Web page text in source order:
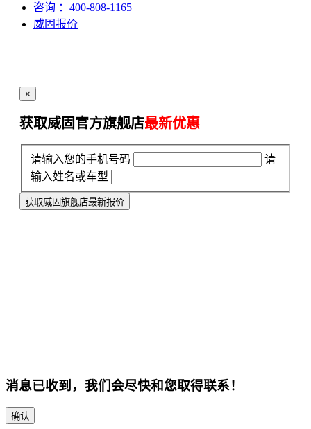
咨询 ：400-808-1165
威固报价
×
获取威固官方旗舰店最新优惠
请输入您的手机号码
请
输入姓名或车型
获取威固旗舰店最新报价
消息已收到，我们会尽快和您取得联系！
确认